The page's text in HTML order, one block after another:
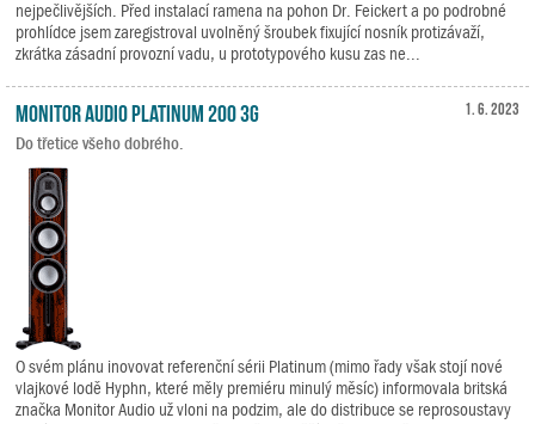
nejpečlivějších. Před instalací ramena na pohon Dr. Feickert a po podrobné
prohlídce jsem zaregistroval uvolněný šroubek fixující nosník protizávaží,
zkrátka zásadní provozní vadu, u prototypového kusu zas ne...
1. 6. 2023
Monitor Audio Platinum 200 3G
Do třetice všeho dobrého.
O svém plánu inovovat referenční sérii Platinum (mimo řady však stojí nové
vlajkové lodě Hyphn, které měly premiéru minulý měsíc) informovala britská
značka Monitor Audio už vloni na podzim, ale do distribuce se reprosoustavy